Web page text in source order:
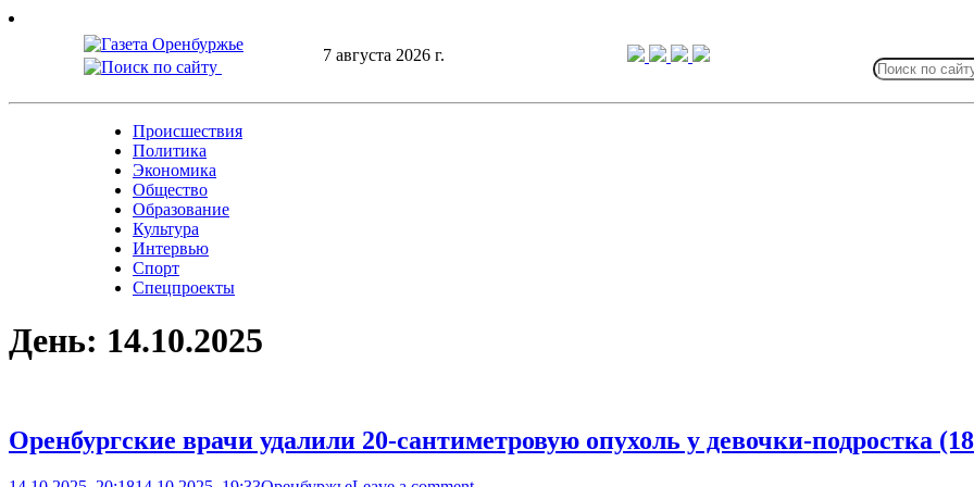
Skip
7 августа 2026 г.
for:
Происшествия
Политика
Экономика
Общество
Образование
Культура
Интервью
Спорт
Спецпроекты
День: 14.10.2025
Оренбургские врачи удалили 20-сантиметровую опухоль у девочки-подростка